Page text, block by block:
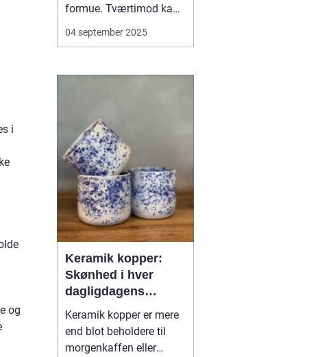
i
og
formue. Tværtimod kan
kreative løsninger,
genbrug og en smule
resultater på et stramt
h&a...
04 september 2025
Keramik kopper:
Skønhed i hver
dagligdagens
øjeblik
Keramik kopper er mere
end blot beholdere til
morgenkaffen eller